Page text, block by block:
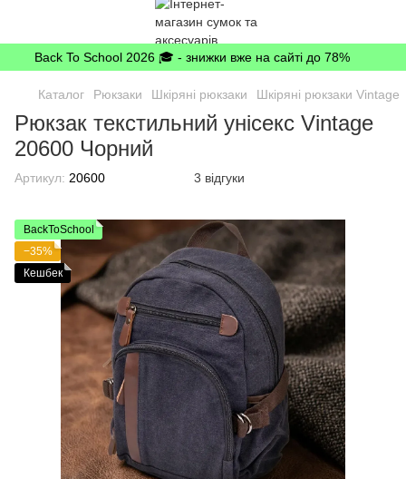
Back To School 2026 🎓 - знижки вже на сайті до 78%
Каталог Рюкзаки Шкіряні рюкзаки Шкіряні рюкзаки Vintage
Рюкзак текстильний унісекс Vintage
20600 Чорний
Артикул: 20600 3 відгуки
BackToSchool
−35%
Кешбек